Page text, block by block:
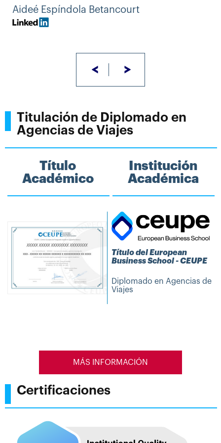
Aideé Espíndola Betancourt
< >
Titulación de Diplomado en
Agencias de Viajes
Título
Académico
Institución
Académica
Título del European
Business School - CEUPE
Diplomado en Agencias de
Viajes
MÁS INFORMACIÓN
Certificaciones